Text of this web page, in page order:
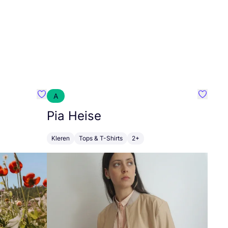
Favoriete {naam}
A
Pia Heise
Kleren Tops & T-Shirts 2+